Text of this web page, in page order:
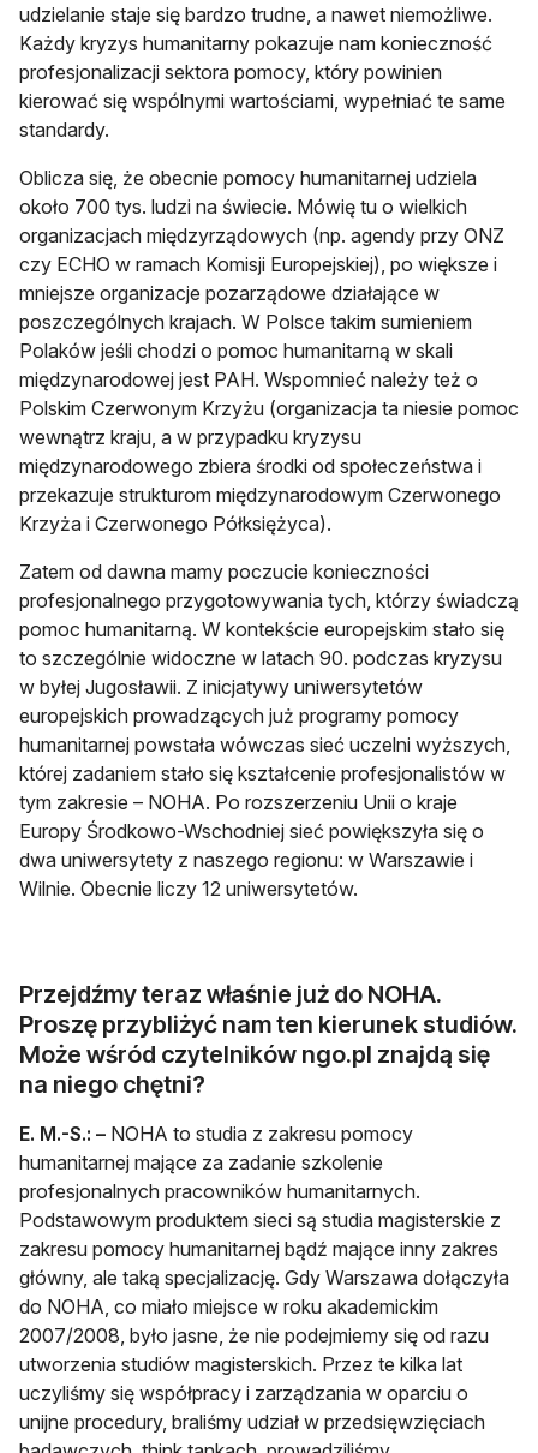
udzielanie staje się bardzo trudne, a nawet niemożliwe.
Każdy kryzys humanitarny pokazuje nam konieczność
profesjonalizacji sektora pomocy, który powinien
kierować się wspólnymi wartościami, wypełniać te same
standardy.
Oblicza się, że obecnie pomocy humanitarnej udziela
około 700 tys. ludzi na świecie. Mówię tu o wielkich
organizacjach międzyrządowych (np. agendy przy ONZ
czy ECHO w ramach Komisji Europejskiej), po większe i
mniejsze organizacje pozarządowe działające w
poszczególnych krajach. W Polsce takim sumieniem
Polaków jeśli chodzi o pomoc humanitarną w skali
międzynarodowej jest PAH. Wspomnieć należy też o
Polskim Czerwonym Krzyżu (organizacja ta niesie pomoc
wewnątrz kraju, a w przypadku kryzysu
międzynarodowego zbiera środki od społeczeństwa i
przekazuje strukturom międzynarodowym Czerwonego
Krzyża i Czerwonego Półksiężyca).
Zatem od dawna mamy poczucie konieczności
profesjonalnego przygotowywania tych, którzy świadczą
pomoc humanitarną. W kontekście europejskim stało się
to szczególnie widoczne w latach 90. podczas kryzysu
w byłej Jugosławii. Z inicjatywy uniwersytetów
europejskich prowadzących już programy pomocy
humanitarnej powstała wówczas sieć uczelni wyższych,
której zadaniem stało się kształcenie profesjonalistów w
tym zakresie – NOHA. Po rozszerzeniu Unii o kraje
Europy Środkowo-Wschodniej sieć powiększyła się o
dwa uniwersytety z naszego regionu: w Warszawie i
Wilnie. Obecnie liczy 12 uniwersytetów.
Przejdźmy teraz właśnie już do NOHA.
Proszę przybliżyć nam ten kierunek studiów.
Może wśród czytelników ngo.pl znajdą się
na niego chętni?
E. M.-S.: – NOHA to studia z zakresu pomocy
humanitarnej mające za zadanie szkolenie
profesjonalnych pracowników humanitarnych.
Podstawowym produktem sieci są studia magisterskie z
zakresu pomocy humanitarnej bądź mające inny zakres
główny, ale taką specjalizację. Gdy Warszawa dołączyła
do NOHA, co miało miejsce w roku akademickim
2007/2008, było jasne, że nie podejmiemy się od razu
utworzenia studiów magisterskich. Przez te kilka lat
uczyliśmy się współpracy i zarządzania w oparciu o
unijne procedury, braliśmy udział w przedsięwzięciach